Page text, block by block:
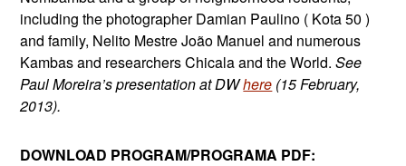
including the photographer Damian Paulino ( Kota 50 )
and family, Nelito Mestre João Manuel and numerous
Kambasand researchers Chicala and the World. See
Paul Moreira’s presentation at DWhere (15 February,
2013).
DOWNLOAD PROGRAM/PROGRAMA PDF: